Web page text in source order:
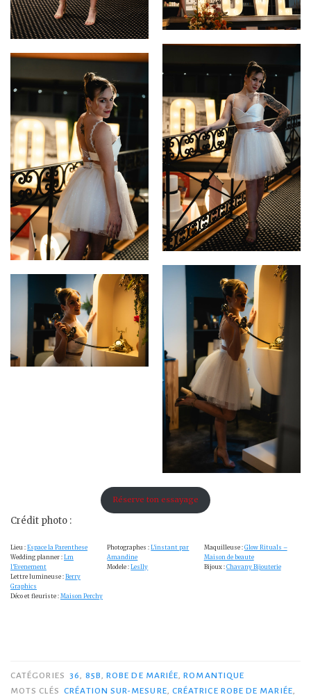
Réserve ton essayage
Crédit photo :
Lieu : Espace la Parenthese
Wedding planner : Lm
l’Evenement
Lettre lumineuse : Berry
Graphics
Déco et fleuriste : Maison Perchy
Photographes :L’instant par
Amandine
Modele :Leslly
Maquilleuse : Glow Rituals –
Maison de beaute
Bijoux : Chavany Bijouterie
CATÉGORIES 36, 85B,ROBE DE MARIÉE,ROMANTIQUE
MOTS CLÉS CRÉATION SUR-MESURE, CRÉATRICE ROBE DE MARIÉE,